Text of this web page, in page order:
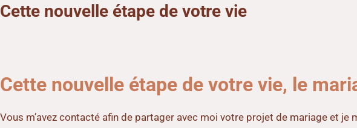
Aller
Cette nouvelle étape de votre vie
Cette nouvelle étape de votre vie, le
Vous m’avez contacté afin de partager avec moi votre projet de mariage et